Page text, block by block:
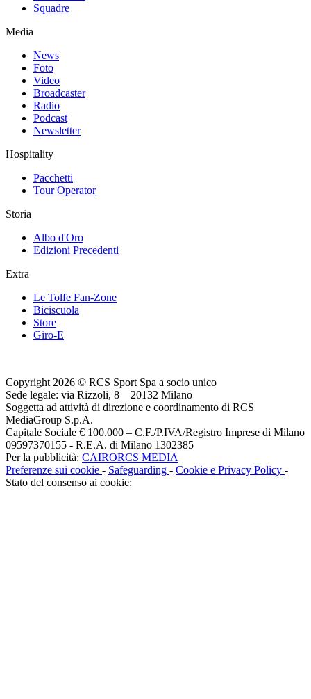
Squadre
Media
News
Foto
Video
Broadcaster
Radio
Podcast
Newsletter
Hospitality
Pacchetti
Tour Operator
Storia
Albo d'Oro
Edizioni Precedenti
Extra
Le Tolfe Fan-Zone
Biciscuola
Store
Giro-E
Copyright 2026 © RCS Sport Spa a socio unico
Sede legale: via Rizzoli, 8 – 20132 Milano
Soggetta ad attività di direzione e coordinamento di RCS
MediaGroup S.p.A.
Capitale Sociale € 100.000 – C.F./P.IVA/Registro Imprese di Milano
09597370155 - R.E.A. di Milano 1302385
Per la pubblicità: CAIRORCS MEDIA
Preferenze sui cookie - Safeguarding - Cookie e Privacy Policy -
Stato del consenso ai cookie: